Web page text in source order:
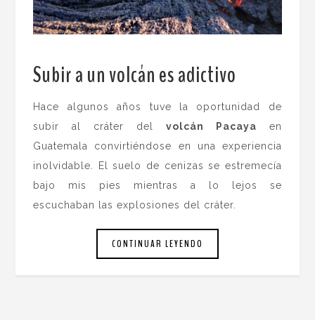
Subir a un volcán es adictivo
Hace algunos años tuve la oportunidad de
subir al cráter del volcán Pacaya en
Guatemala convirtiéndose en una experiencia
inolvidable. El suelo de cenizas se estremecía
bajo mis pies mientras a lo lejos se
escuchaban las explosiones del cráter.
CONTINUAR LEYENDO